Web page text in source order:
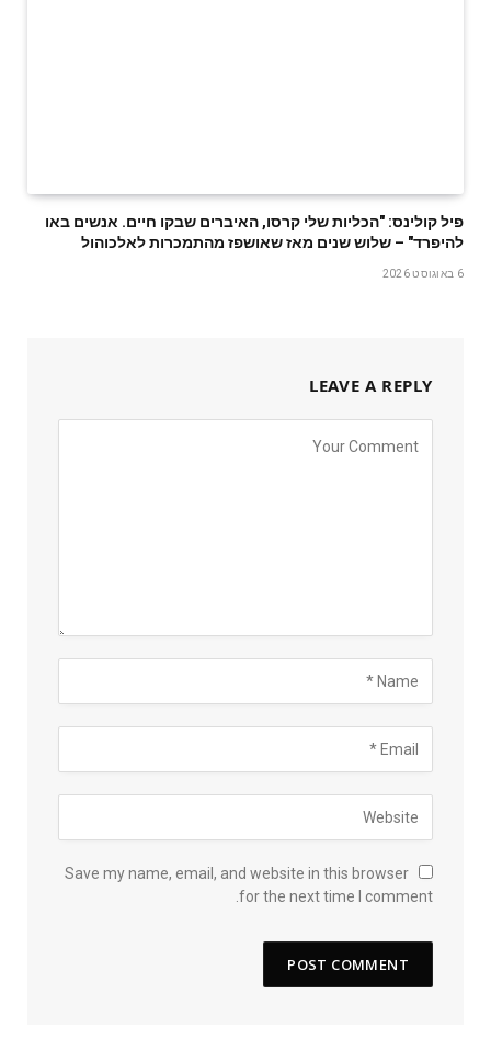
פיל קולינס: "הכליות שלי קרסו, האיברים שבקו חיים. אנשים באו
להיפרד" – שלוש שנים מאז שאושפז מהתמכרות לאלכוהול
6 באוגוסט 2026
LEAVE A REPLY
Save my name, email, and website in this browser
for the next time I comment.